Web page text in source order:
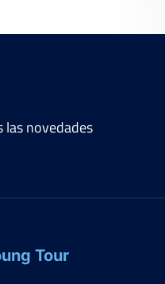
las novedades
Tour